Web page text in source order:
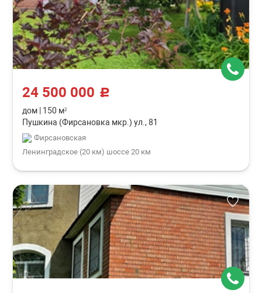
24 500 000 c
дом
150 м²
Пушкина (Фирсановка мкр.) ул., 81
Фирсановская
Ленинградское (20 км) шоссе 20 км